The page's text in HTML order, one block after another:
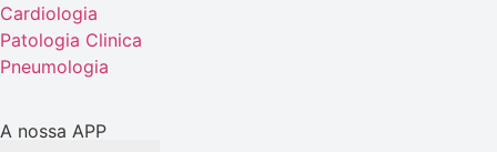
Cardiologia
Patologia Clinica
Pneumologia
A nossa APP